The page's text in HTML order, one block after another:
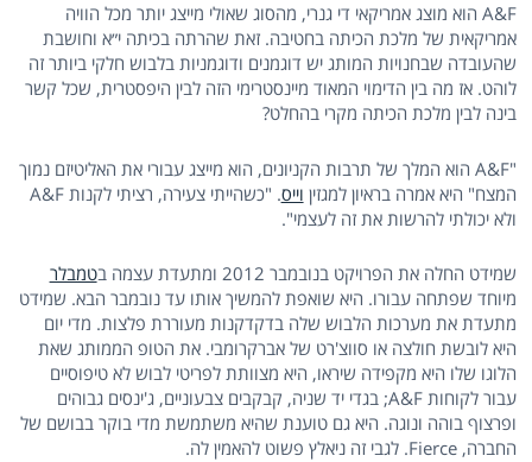
A&F הוא מוצג אמריקאי די גנרי, מהסוג שאולי מייצג יותר מכל הוויה
אמריקאית של מלכת הכיתה בחטיבה. זאת שהרתה בכיתה י״א וחושבת
שהעובדה שבחנויות המותג יש דוגמנים ודוגמניות בלבוש חלקי ביותר זה
לוהט. אז מה בין הדימוי המאוד מיינסטרימי הזה לבין היפסטרית, שכל קשר
בינה לבין מלכת הכיתה מקרי בהחלט?
"A&F הוא המלך של תרבות הקניונים, הוא מייצג עבורי את האליטיזם נמוך
המצח" היא אמרה בראיון למגזין וייס
. "כשהייתי צעירה, רציתי לקנות A&F
ולא יכולתי להרשות את זה לעצמי".
שמידט החלה את הפרויקט בנובמבר 2012 ומתעדת עצמה ב
טמבלר
מיוחד שפתחה עבורו. היא שואפת להמשיך אותו עד נובמבר הבא. שמידט
מתעדת את מערכות הלבוש שלה בדקדקנות מעוררת פלצות. מדי יום
היא לובשת חולצה או סווצ'רט של אברקרומבי. את הטופ הממותג שאת
הלוגו שלו היא מקפידה שיראו, היא מצוותת לפריטי לבוש לא טיפוסיים
עבור לקוחות A&F; בגדי יד שניה, קבקבים צבעוניים, ג'ינסים גבוהים
ופרצוף בוהה ונוגה. היא גם טוענת שהיא משתמשת מדי בוקר בבושם של
החברה, Fierce. לגבי זה ניאלץ פשוט להאמין לה.